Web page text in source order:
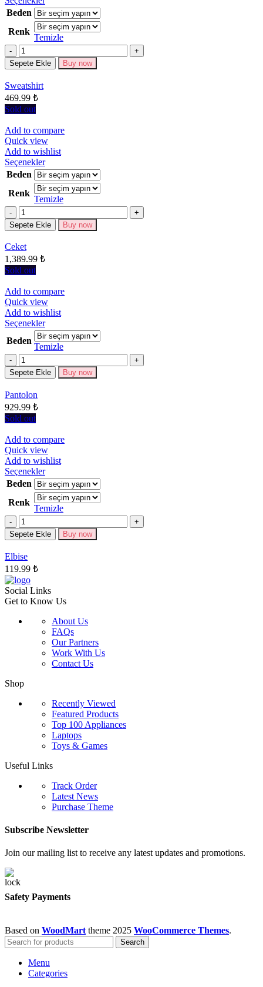
ürünün
birden
fazla
varyasyonu
Seçenekler
Beden
Renk
Temizle
Miktar
Sepete Ekle Buy now
Sweatshirt
469.99 ₺
Sold out
Add to compare
Quick view
Add to wishlist
SeçeneklerBu
ürünün
birden
fazla
varyasyonu
Seçenekler
seçilebilir
Beden
Renk
Temizle
Miktar
Sepete Ekle Buy now
Ceket
1,389.99 ₺
Sold out
Add to compare
Quick view
Add to wishlist
SeçeneklerBu
ürünün
birden
fazla
varyasyonu
var.
Beden
Temizle
Miktar
Sepete Ekle Buy now
Pantolon
929.99 ₺
Sold out
Add to compare
Quick view
Add to wishlist
SeçeneklerBu
ürünün
birden
fazla
varyasyonu
Seçenekler
Beden
Renk
Temizle
Miktar
Sepete Ekle Buy now
Elbise
119.99 ₺
Social Links
Get to Know Us
About Us
FAQs
Our Partners
Work With Us
Contact Us
Shop
Recently Viewed
Featured Products
Top 100 Appliances
Laptops
Toys & Games
Useful Links
Track Order
Latest News
Purchase Theme
Subscribe Newsletter
Join our mailing list to receive any latest updates and promotions.
Safety Payments
Based on WoodMart theme 2025 WooCommerce Themes.
Search
Menu
Categories